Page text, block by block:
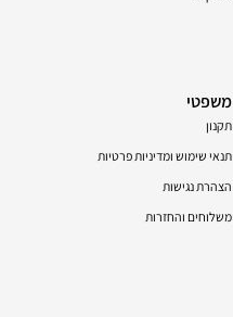
משפטי
תקנון
תנאי שימוש ומדיניות פרטיות
הצהרת נגישות
משלוחים והחזרות